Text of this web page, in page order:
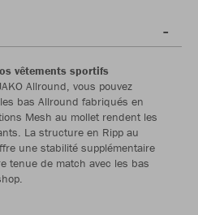
vêtements sportifs
Allround, vous pouvez
bas Allround fabriqués en
Mesh au mollet rendent les
La structure en Ripp au
une stabilité supplémentaire
tenue de match avec les bas